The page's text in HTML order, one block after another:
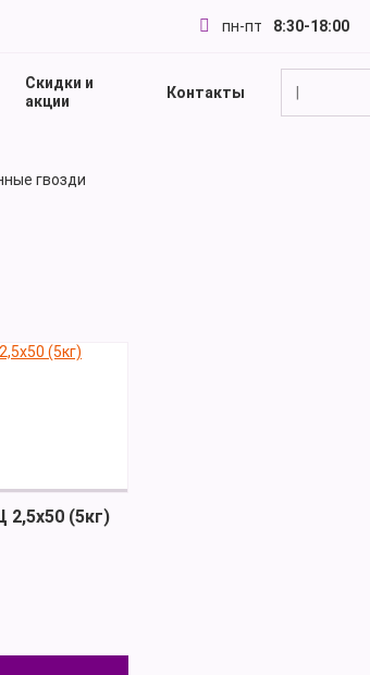
пн-пт 8:30-18:00
Скидки и
акции
Контакты |
гвозди
(5кг)